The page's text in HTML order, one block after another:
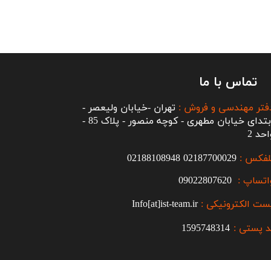
تماس با ما
:
02187700029
02188108948
الکترونیکی :Info[at]ist-team.ir
:
مهندسی و فروش : تهران -خیابان ولیعصر -
ابتدای خیابان مطهری - کوچه منصور - پلاک 85 -
2
پستی : 1595748314